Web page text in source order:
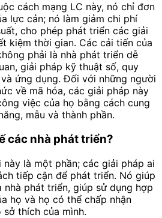
cách mạng LC này, nó chỉ đơn
lực cản; nó làm giảm chi phí
cho phép phát triển các giải
kiệm thời gian. Các cải tiến của
phải là nhà phát triển dễ
giải pháp kỹ thuật số, quy
ứng dụng. Đối với những người
về mã hóa, các giải pháp này
việc của họ bằng cách cung
mẫu và thành phần.
các nhà phát triển?
là một phần; các giải pháp ai
tiếp cận để phát triển. Nó giúp
nhà phát triển, giúp sử dụng hợp
họ và họ có thể chấp nhận
thích của mình.